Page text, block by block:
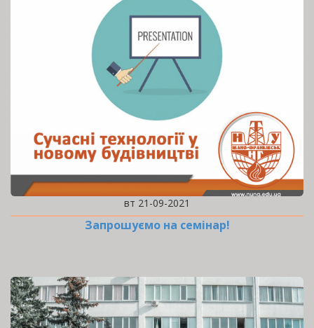
вт 21-09-2021
Запрошуємо на семінар!